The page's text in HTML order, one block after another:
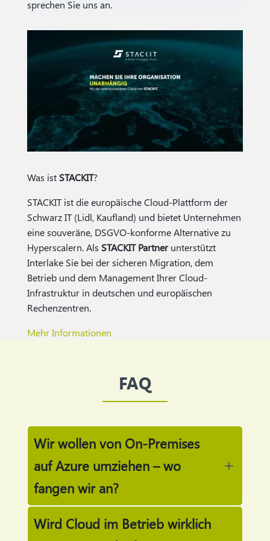
sprechen Sie uns an.
Was ist STACKIT?
STACKIT ist die europäische Cloud-Plattform der
Schwarz IT (Lidl, Kaufland) und bietet Unternehmen
eine souveräne, DSGVO-konforme Alternative zu
Hyperscalern. Als STACKIT Partnerunterstützt
Interlake Sie bei der sicheren Migration, dem
Betrieb und dem Management Ihrer Cloud-
Infrastruktur in deutschen und europäischen
Rechenzentren.
Mehr Informationen
FAQ
Wir wollen von On-Premises
auf Azure umziehen – wo
fangen wir an?
L
Mit einem ehrlichen Assessment der
Wird Cloud im Betrieb wirklich